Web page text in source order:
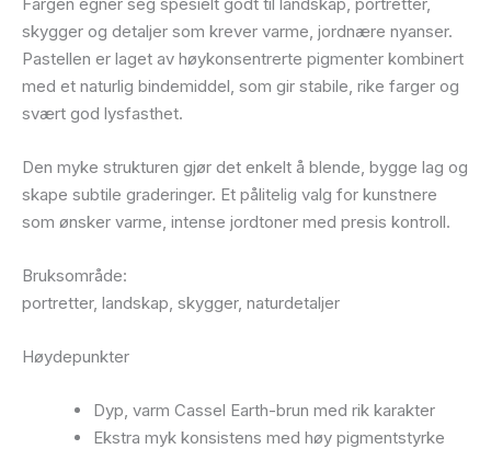
skygger og detaljer som krever varme, jordnære nyanser.
Pastellen er laget av høykonsentrerte pigmenter kombinert
med et naturlig bindemiddel, som gir stabile, rike farger og
svært god lysfasthet.
Den myke strukturen gjør det enkelt å blende, bygge lag og
skape subtile graderinger. Et pålitelig valg for kunstnere
som ønsker varme, intense jordtoner med presis kontroll.
Bruksområde:
portretter, landskap, skygger, naturdetaljer
Høydepunkter
Dyp, varm Cassel Earth-brun med rik karakter
Ekstra myk konsistens med høy pigmentstyrke